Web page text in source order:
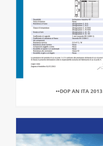
••DOP AN ITA 2013